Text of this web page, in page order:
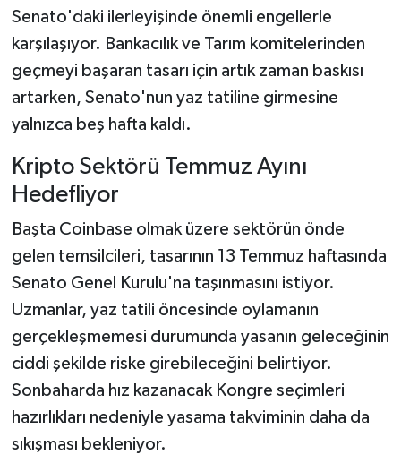
Senato'daki ilerleyişinde önemli engellerle
karşılaşıyor. Bankacılık ve Tarım komitelerinden
geçmeyi başaran tasarı için artık zaman baskısı
artarken, Senato'nun yaz tatiline girmesine
yalnızca beş hafta kaldı.
Kripto Sektörü Temmuz Ayını
Hedefliyor
Başta Coinbase olmak üzere sektörün önde
gelen temsilcileri, tasarının 13 Temmuz haftasında
Senato Genel Kurulu'na taşınmasını istiyor.
Uzmanlar, yaz tatili öncesinde oylamanın
gerçekleşmemesi durumunda yasanın geleceğinin
ciddi şekilde riske girebileceğini belirtiyor.
Sonbaharda hız kazanacak Kongre seçimleri
hazırlıkları nedeniyle yasama takviminin daha da
sıkışması bekleniyor.